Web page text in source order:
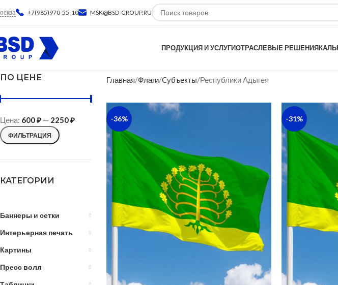
+7(985)970-55-10 MSK@BSD-GROUP.RU
ПРОДУКЦИЯ И УСЛУГИОТРАСЛЕВЫЕ РЕШЕНИЯ
ПО ЦЕНЕ
ФИЛЬТРАЦИЯ
Цена: 600 ₽ — 2250 ₽
КАТЕГОРИИ
Баннеры и сетки
Интерьерная печать
Картины
Пресс волл
Главная Флаги Cубъекты Республики Адыгея
-36% -31%